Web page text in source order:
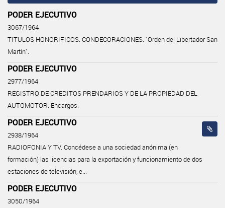
PODER EJECUTIVO
3067/1964
TITULOS HONORIFICOS. CONDECORACIONES. "Orden del Libertador San
Martín".
PODER EJECUTIVO
2977/1964
REGISTRO DE CREDITOS PRENDARIOS Y DE LA PROPIEDAD DEL
AUTOMOTOR. Encargos.
PODER EJECUTIVO
2938/1964
RADIOFONIA Y TV. Concédese a una sociedad anónima (en
formación) las licencias para la exportación y funcionamiento de dos
estaciones de televisión, e...
PODER EJECUTIVO
3050/1964